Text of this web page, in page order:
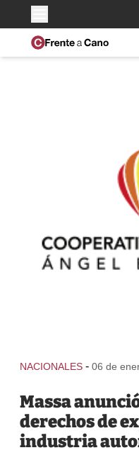
NACIONALES - 06 de
Massa
derechos de
industria